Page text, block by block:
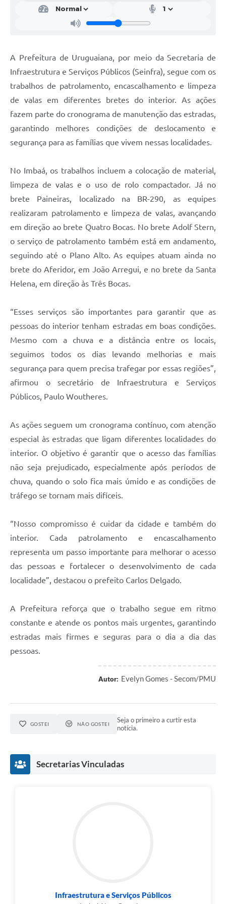
Contratos
Contas Públicas
Links
Telefones Úteis
Termos de Uso & Política de Privacidade
A Prefeitura de Uruguaiana, por meio da Secretaria de
Infraestrutura e Serviços Públicos (Seinfra), segue com os
trabalhos de patrolamento, encascalhamento e limpeza
de valas em diferentes bretes do interior. As ações
fazem parte do cronograma de manutenção das estradas,
garantindo melhores condições de deslocamento e
segurança para as famílias que vivem nessas localidades.
No Imbaá, os trabalhos incluem a colocação de material,
limpeza de valas e o uso de rolo compactador. Já no
brete Paineiras, localizado na BR-290, as equipes
realizaram patrolamento e limpeza de valas, avançando
em direção ao brete Quatro Bocas. No brete Adolf Stern,
o serviço de patrolamento também está em andamento,
seguindo até o Plano Alto. As equipes atuam ainda no
brete do Aferidor, em João Arregui, e no brete da Santa
Helena, em direção às Três Bocas.
“Esses serviços são importantes para garantir que as
pessoas do interior tenham estradas em boas condições.
Mesmo com a chuva e a distância entre os locais,
seguimos todos os dias levando melhorias e mais
segurança para quem precisa trafegar por essas regiões”,
afirmou o secretário de Infraestrutura e Serviços
Públicos, Paulo Woutheres.
As ações seguem um cronograma contínuo, com atenção
especial às estradas que ligam diferentes localidades do
interior. O objetivo é garantir que o acesso das famílias
não seja prejudicado, especialmente após períodos de
chuva, quando o solo fica mais úmido e as condições de
tráfego se tornam mais difíceis.
“Nosso compromisso é cuidar da cidade e também do
interior. Cada patrolamento e encascalhamento
representa um passo importante para melhorar o acesso
das pessoas e fortalecer o desenvolvimento de cada
localidade”, destacou o prefeito Carlos Delgado.
A Prefeitura reforça que o trabalho segue em ritmo
constante e atende os pontos mais urgentes, garantindo
estradas mais firmes e seguras para o dia a dia das
pessoas.
Autor: Evelyn Gomes - Secom/PMU
GOSTEI NÃO GOSTEI
Seja o primeiro a curtir esta
notícia.
Secretarias Vinculadas
Infraestrutura e Serviços Públicos